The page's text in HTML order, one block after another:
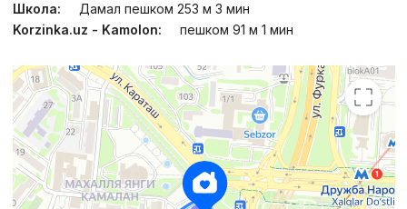
Школа:
Дамал пешком 253 м 3 мин
Korzinka.uz - Kamolon:
пешком 91 м 1 мин